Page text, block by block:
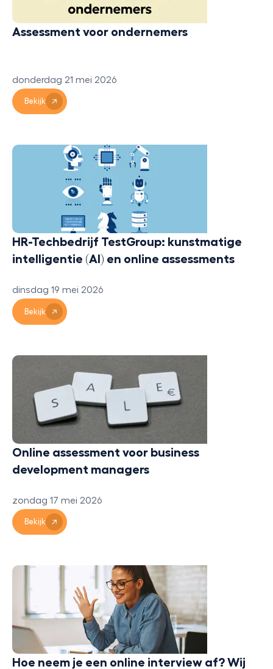
Assessment voor ondernemers
donderdag 21 mei 2026
Bekijk
HR-Techbedrijf TestGroup: kunstmatige
intelligentie (AI) en online assessments
dinsdag 19 mei 2026
Bekijk
Online assessment voor business
development managers
zondag 17 mei 2026
Bekijk
Hoe neem je een online interview af? Wij